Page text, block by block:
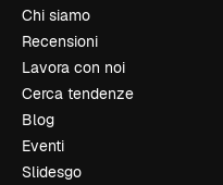
Chi siamo
Recensioni
Lavora con noi
Cerca tendenze
Blog
Eventi
Slidesgo